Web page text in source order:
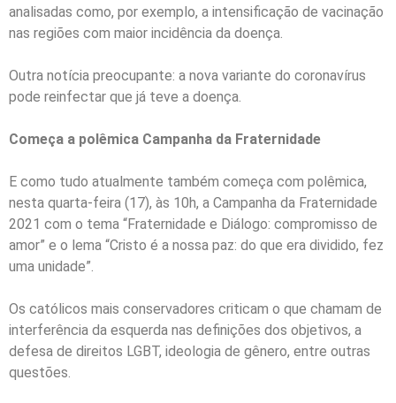
analisadas como, por exemplo, a intensificação de vacinação
nas regiões com maior incidência da doença.
Outra notícia preocupante: a nova variante do coronavírus
pode reinfectar que já teve a doença.
Começa a polêmica Campanha da Fraternidade
E como tudo atualmente também começa com polêmica,
nesta quarta-feira (17), às 10h, a Campanha da Fraternidade
2021 com o tema “Fraternidade e Diálogo: compromisso de
amor” e o lema “Cristo é a nossa paz: do que era dividido, fez
uma unidade”.
Os católicos mais conservadores criticam o que chamam de
interferência da esquerda nas definições dos objetivos, a
defesa de direitos LGBT, ideologia de gênero, entre outras
questões.